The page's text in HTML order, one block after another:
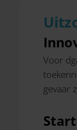
Voor
gevaar